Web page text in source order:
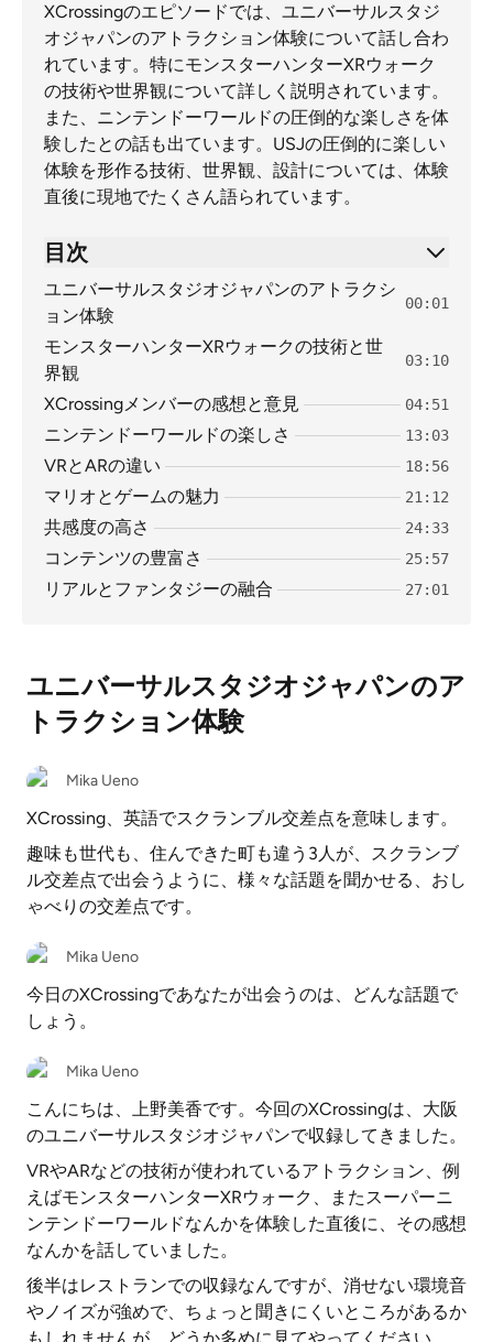
XCrossingのエピソードでは、ユニバーサルスタジ
オジャパンのアトラクション体験について話し合わ
れています。特にモンスターハンターXRウォーク
の技術や世界観について詳しく説明されています。
また、ニンテンドーワールドの圧倒的な楽しさを体
験したとの話も出ています。USJの圧倒的に楽しい
体験を形作る技術、世界観、設計については、体験
直後に現地でたくさん語られています。
目次
ユニバーサルスタジオジャパンのアトラクシ
ョン体験
00:01
モンスターハンターXRウォークの技術と世
界観
03:10
XCrossingメンバーの感想と意見 04:51
ニンテンドーワールドの楽しさ 13:03
VRとARの違い 18:56
マリオとゲームの魅力 21:12
共感度の高さ 24:33
コンテンツの豊富さ 25:57
リアルとファンタジーの融合 27:01
ユニバーサルスタジオジャパンのア
トラクション体験
Mika Ueno
XCrossing、英語でスクランブル交差点を意味します。
趣味も世代も、住んできた町も違う3人が、スクランブ
ル交差点で出会うように、様々な話題を聞かせる、おし
ゃべりの交差点です。
Mika Ueno
今日のXCrossingであなたが出会うのは、どんな話題で
しょう。
Mika Ueno
こんにちは、上野美香です。今回のXCrossingは、大阪
のユニバーサルスタジオジャパンで収録してきました。
VRやARなどの技術が使われているアトラクション、例
えばモンスターハンターXRウォーク、またスーパーニ
ンテンドーワールドなんかを体験した直後に、その感想
なんかを話していました。
後半はレストランでの収録なんですが、消せない環境音
やノイズが強めで、ちょっと聞きにくいところがあるか